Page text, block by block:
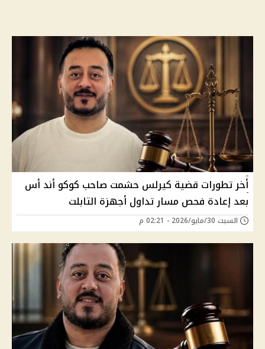
أخر تطورات قضية كيرلس حشمت صاحب كوكو أند أس
بعد إعادة فحص مسار تداول أجهزة التابلت
السبت 30/مايو/2026 - 02:21 م